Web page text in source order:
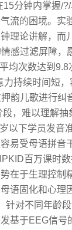
分钟内掌握/?/
流的困境。实
理论讲解，而
感过滤屏障，
均次数达到9.8
力持续时间短，
韵儿歌进行纠
，难以理解抽
以下学员发音
易受母语拼音
百万课时
在于生理控制
语固化和心理
针对不同年龄
基于EEG信号